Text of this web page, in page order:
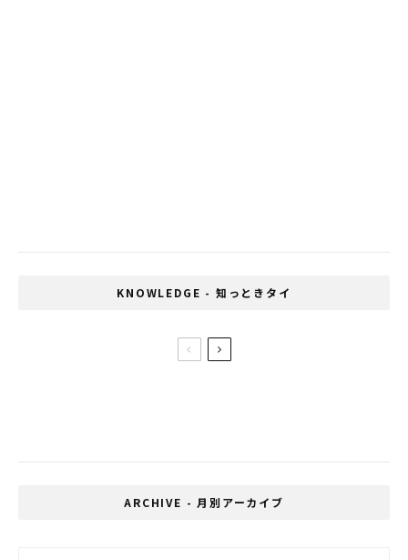
KNOWLEDGE - 知っときタイ
ARCHIVE - 月別アーカイブ